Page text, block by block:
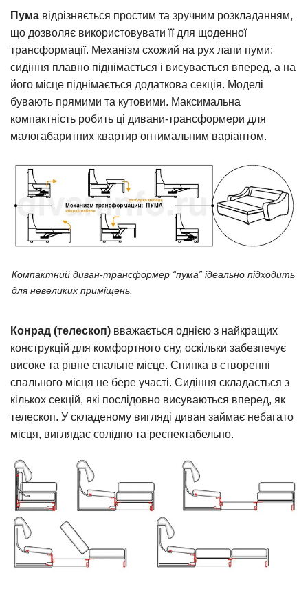
Пума відрізняється простим та зручним розкладанням,
що дозволяє використовувати її для щоденної
трансформації. Механізм схожий на рух лапи пуми:
сидіння плавно піднімається і висувається вперед, а на
його місце піднімається додаткова секція. Моделі
бувають прямими та кутовими. Максимальна
компактність робить ці дивани-трансформери для
малогабаритних квартир оптимальним варіантом.
Компактний диван-трансформер “пума” ідеально підходить
для невеликих приміщень.
Конрад (телескоп) вважається однією з найкращих
конструкцій для комфортного сну, оскільки забезпечує
високе та рівне спальне місце. Спинка в створенні
спального місця не бере участі. Сидіння складається з
кількох секцій, які послідовно висуваються вперед, як
телескоп. У складеному вигляді диван займає небагато
місця, виглядає солідно та респектабельно.